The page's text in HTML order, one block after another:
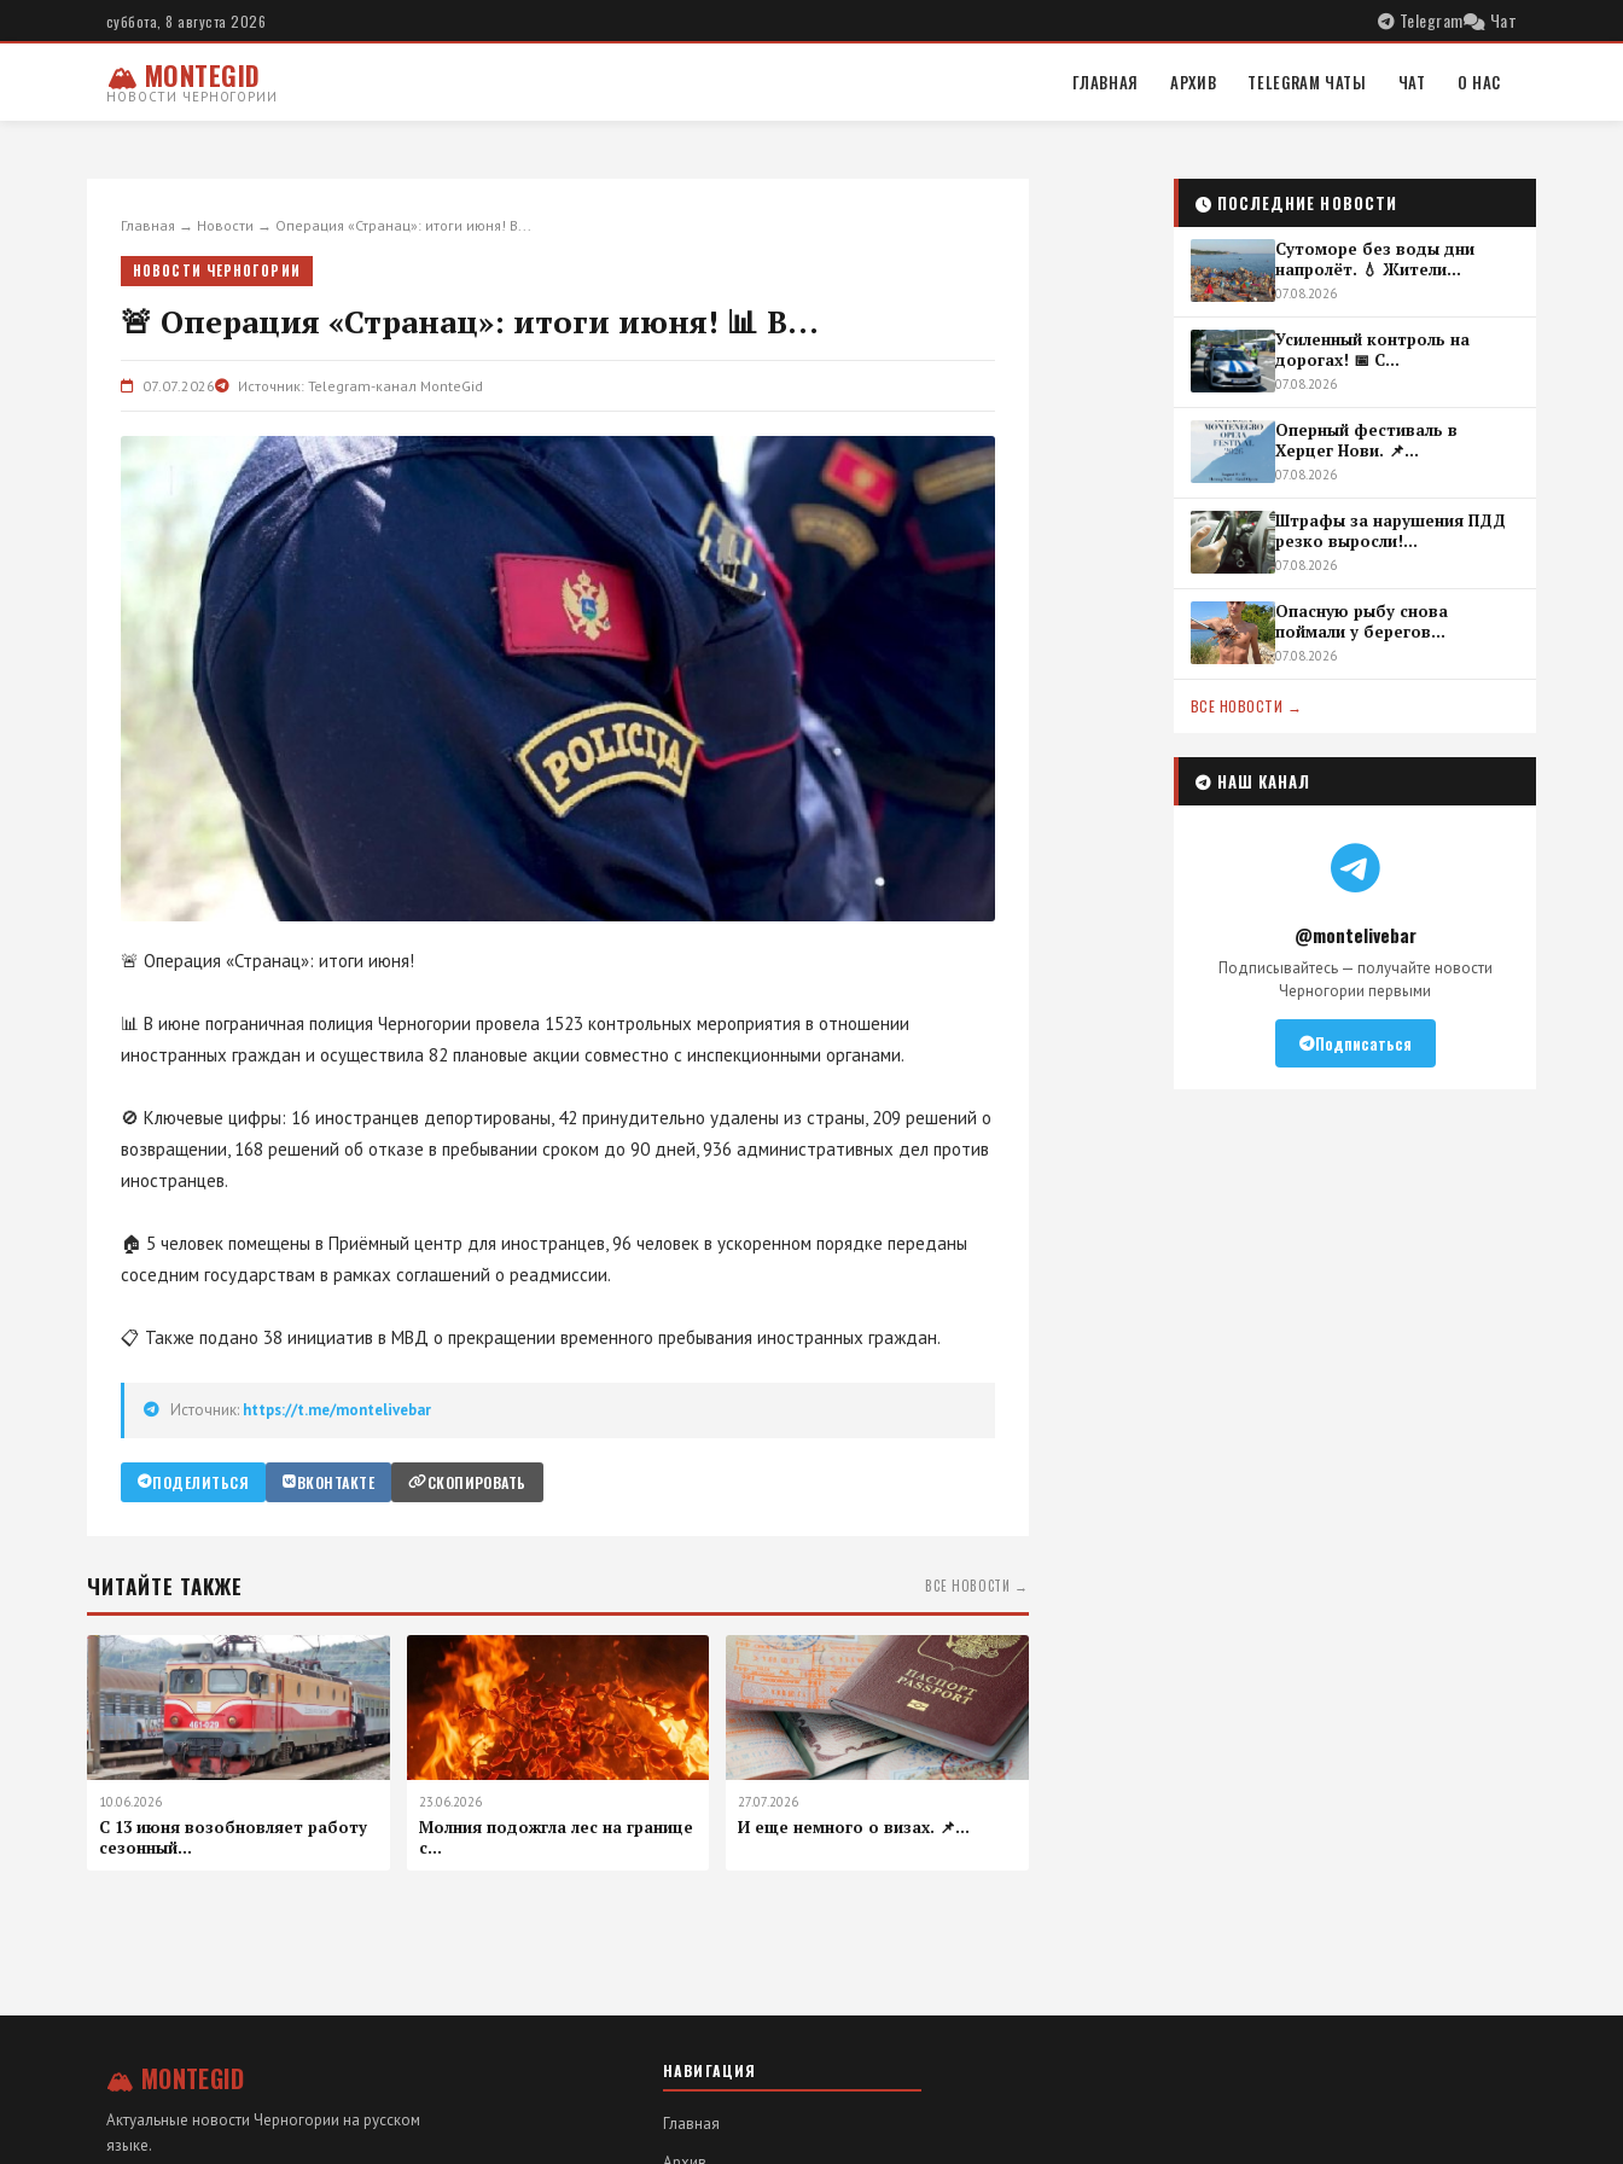
суббота, 8 августа 2026 Telegram Чат
🏔 MONTEGID
НОВОСТИ ЧЕРНОГОРИИ
ГЛАВНАЯ АРХИВ TELEGRAM ЧАТЫ ЧАТ О НАС
Главная → Новости → Операция «Странац»: итоги июня! В...
НОВОСТИ ЧЕРНОГОРИИ
🚨 Операция «Странац»: итоги июня! 📊 В...
07.07.2026 Источник: Telegram-канал MonteGid
🚨 Операция «Странац»: итоги июня!
📊 В июне пограничная полиция Черногории провела 1523 контрольных мероприятия в отношении
иностранных граждан и осуществила 82 плановые акции совместно с инспекционными органами.
🚫 Ключевые цифры: 16 иностранцев депортированы, 42 принудительно удалены из страны, 209 решений о
возвращении, 168 решений об отказе в пребывании сроком до 90 дней, 936 административных дел против
иностранцев.
🏠 5 человек помещены в Приёмный центр для иностранцев, 96 человек в ускоренном порядке переданы
соседним государствам в рамках соглашений о реадмиссии.
📋 Также подано 38 инициатив в МВД о прекращении временного пребывания иностранных граждан.
Источник: https://t.me/montelivebar
ПОДЕЛИТЬСЯ ВКОНТАКТЕ СКОПИРОВАТЬ
ЧИТАЙТЕ ТАКЖЕ ВСЕ НОВОСТИ →
10.06.2026
С 13 июня возобновляет работу
сезонный...
23.06.2026
Молния подожгла лес на границе
с...
27.07.2026
И еще немного о визах. 📌...
ПОСЛЕДНИЕ НОВОСТИ
Сутоморе без воды дни
напролёт. 💧 Жители...
07.08.2026
Усиленный контроль на
дорогах! 📅 С...
07.08.2026
Оперный фестиваль в
Херцег Нови. 📌...
07.08.2026
Штрафы за нарушения ПДД
резко выросли!...
07.08.2026
Опасную рыбу снова
поймали у берегов...
07.08.2026
ВСЕ НОВОСТИ →
НАШ КАНАЛ
@montelivebar
Подписывайтесь — получайте новости
Черногории первыми
Подписаться
🏔 MONTEGID
Актуальные новости Черногории на русском
языке.
НАВИГАЦИЯ
Главная